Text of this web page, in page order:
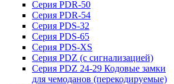
Серия PDR-50
Серия PDR-54
Серия PDS-32
Серия PDS-65
Серия PDS-XS
Серия PDZ (с сигнализацией)
Серия PDZ 24-29 Кодовые замки
для чемоданов (перекодируемые)